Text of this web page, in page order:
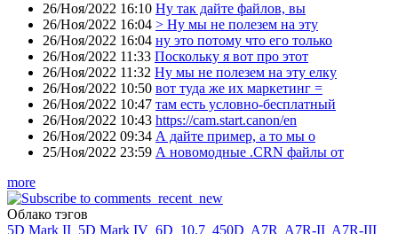
26/Ноя/2022 16:10 Ну так дайте файлов, вы
26/Ноя/2022 16:04 > Ну мы не полезем на эту
26/Ноя/2022 16:04 ну это потому что его только
26/Ноя/2022 11:33 Поскольку я вот про этот
26/Ноя/2022 11:32 Ну мы не полезем на эту елку
26/Ноя/2022 10:50 вот туда же их маркетинг =
26/Ноя/2022 10:47 там есть условно-бесплатный
26/Ноя/2022 10:43 https://cam.start.canon/en
26/Ноя/2022 09:34 А дайте пример, а то мы о
25/Ноя/2022 23:59 А новомодные .CRN файлы от
more
Облако тэгов
5D Mark II 5D Mark IV 6D 10.7 450D A7R A7R-II A7R-III